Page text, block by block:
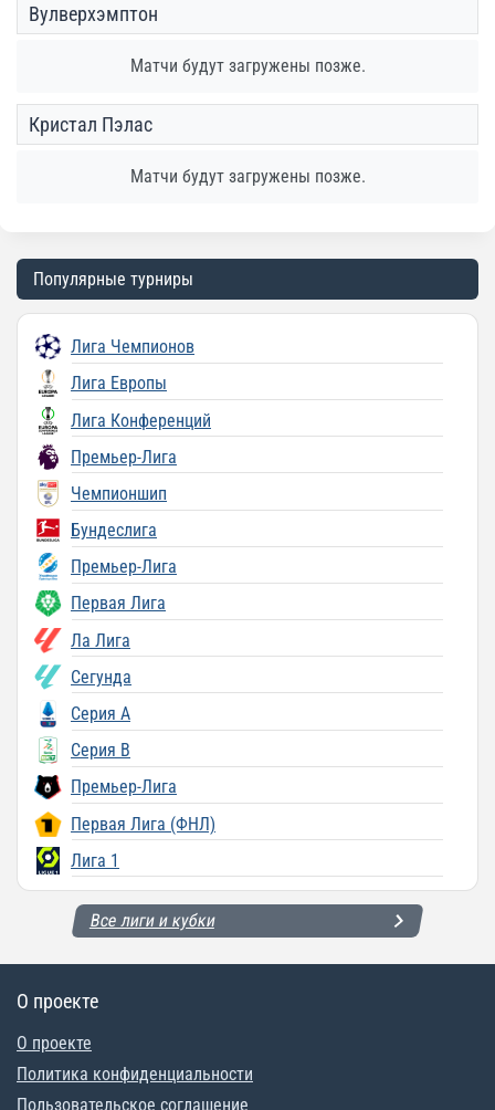
Вулверхэмптон
Матчи будут загружены позже.
Кристал Пэлас
Матчи будут загружены позже.
Популярные турниры
Лига Чемпионов
Лига Европы
Лига Конференций
Премьер-Лига
Чемпионшип
Бундеслига
Премьер-Лига
Первая Лига
Ла Лига
Сегунда
Серия A
Серия B
Премьер-Лига
Первая Лига (ФНЛ)
Лига 1
Все лиги и кубки
О проекте
О проекте
Политика конфиденциальности
Пользовательское соглашение